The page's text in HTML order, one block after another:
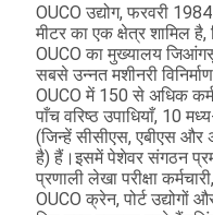
OUCO उद्योग, फरवरी
मीटर का एक क्षेत्र शामिल है,
OUCO का मुख्यालय
सबसे उन्नत मशीनरी
OUCO में 150 से अधिक
पाँच वरिष्ठ उपाधियाँ, 10
(जिन्हें सीसीएस, एबीएस और
है) हैं।इसमें पेशेवर संगठन
प्रणाली लेखा परीक्षा
OUCO क्रेन, पोर्ट उद्योगों